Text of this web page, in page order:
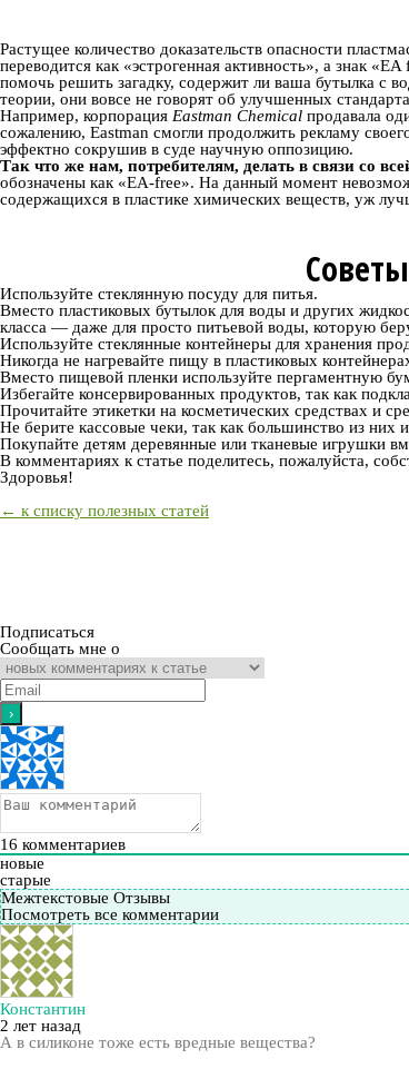
Растущее количество доказательств опасности
переводится как «эстрогенная активность», а знак
помочь решить загадку, содержит ли ваша бутылка с
теории, они вовсе не говорят об улучшенных
Например, корпорация Eastman Chemical продавала
сожалению, Eastman смогли продолжить рекламу
эффектно сокрушив в суде научную оппозицию.
Так что же нам, потребителям, делать в связи со
обозначены как «EA-free». На данный момент
содержащихся в пластике химических веществ, уж
Используйте стеклянную посуду для питья.
Вместо пластиковых бутылок для воды и других
класса — даже для просто питьевой воды, которую
Используйте стеклянные контейнеры для хранения
Никогда не нагревайте пищу в пластиковых
Вместо пищевой пленки используйте пергаментную
Избегайте консервированных продуктов, так как
Прочитайте этикетки на косметических средствах и
Не берите кассовые чеки, так как большинство из них
Покупайте детям деревянные или тканевые игрушки
В комментариях к статье поделитесь, пожалуйста,
Здоровья!
← к списку полезных статей
Подписаться
Сообщать мне о
16 комментариев
новые
старые
Межтекстовые Отзывы
Посмотреть все комментарии
Константин
2 лет назад
А в силиконе тоже есть вредные вещества?